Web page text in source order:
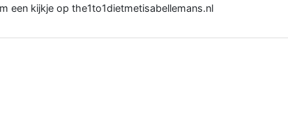
een kijkje op the1to1dietmetisabellemans.nl